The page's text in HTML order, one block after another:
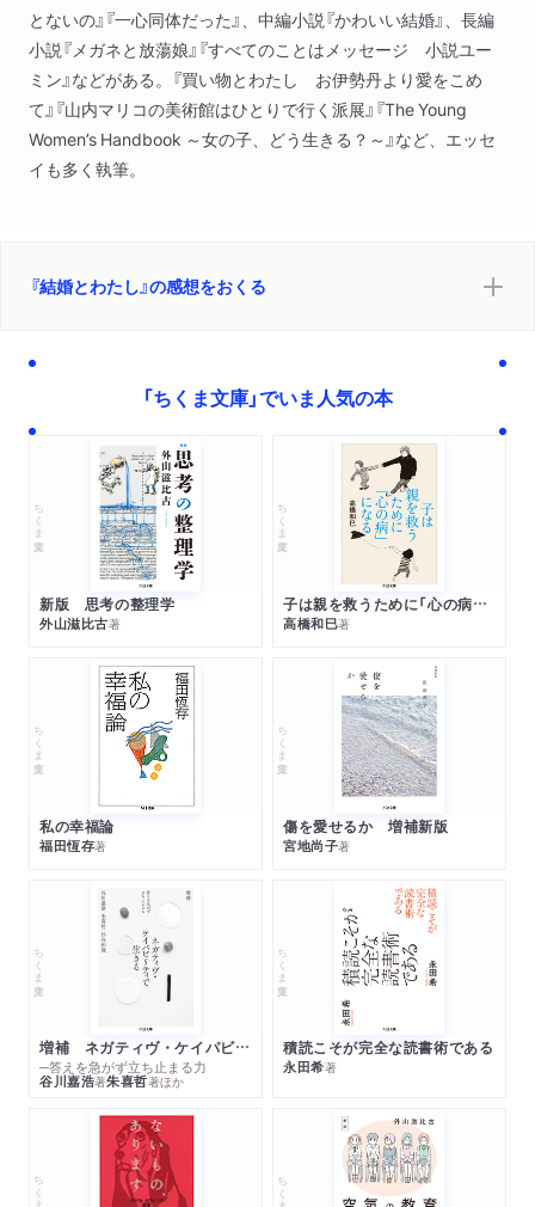
とないの』『一心同体だった』、中編小説『かわいい結婚』、長編
小説『メガネと放蕩娘』『すべてのことはメッセージ 小説ユー
ミン』などがある。『買い物とわたし お伊勢丹より愛をこめ
て』『山内マリコの美術館はひとりで行く派展』『The Young
Women’s Handbook ～女の子、どう生きる？～』など、エッセ
イも多く執筆。
『結婚とわたし』の感想をおくる
「ちくま文庫」でいま人気の本
ちくま文庫
新版 思考の整理学
外山滋比古著
ちくま文庫
子は親を救うために「心の病」になる
高橋和巳著
ちくま文庫
私の幸福論
福田恆存著
ちくま文庫
傷を愛せるか 増補新版
宮地尚子著
ちくま文庫
増補 ネガティヴ・ケイパビリティで生きる
─答えを急がず立ち止まる力
谷川嘉浩著朱喜哲著ほか
ちくま文庫
積読こそが完全な読書術である
永田希著
ちくま文庫 ちくま文庫